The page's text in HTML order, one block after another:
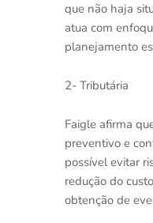
que não haja
atua com
planejamento
2- Tributária
Faigle afirma
preventivo e
possível evitar
redução do
obtenção de